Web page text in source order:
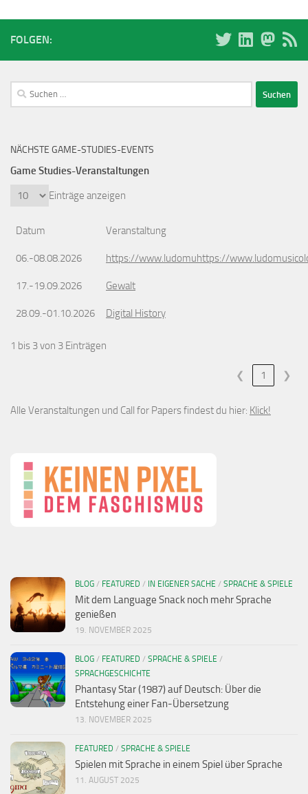
FOLGEN:
Suchen
nach:
NÄCHSTE GAME-STUDIES-EVENTS
Game Studies-Veranstaltungen
Einträge anzeigen
Datum Veranstaltung
06.-08.08.2026 https://www.ludomuhttps://
17.-19.09.2026 Gewalt
28.09.-01.10.2026 Digital History
1 bis 3 von 3 Einträgen
❮ 1 ❯
Alle Veranstaltungen und Call for Papers findest du hier: Klick!
BLOG / FEATURED / IN EIGENER SACHE / SPRACHE & SPIELE
Mit dem Language Snack noch mehr Sprache
genießen
19. NOVEMBER 2025
BLOG / FEATURED / SPRACHE & SPIELE /
SPRACHGESCHICHTE
Phantasy Star (1987) auf Deutsch: Über die
Entstehung einer Fan-Übersetzung
13. NOVEMBER 2025
FEATURED / SPRACHE & SPIELE
Spielen mit Sprache in einem Spiel über Sprache
11. AUGUST 2025